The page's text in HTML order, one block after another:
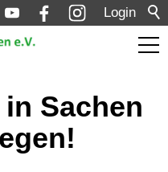
Login
Sachen